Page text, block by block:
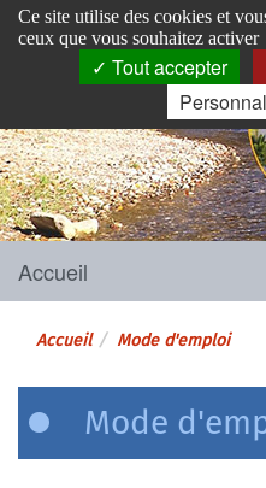
Pins-Justaret
Site officiel
Accueil
Accueil Mode d'emploi
Mode
Panneau de gestion des cookies
Ce site utilise des cookies et
ceux que vous souhaitez activer
Tout accepter